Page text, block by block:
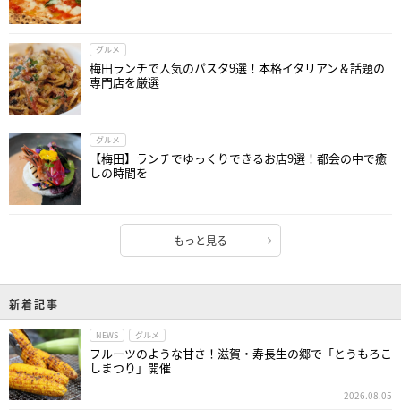
グルメ
梅田ランチで人気のパスタ9選！本格イタリアン＆話題の
専門店を厳選
グルメ
【梅田】ランチでゆっくりできるお店9選！都会の中で癒
しの時間を
もっと見る
新着記事
NEWS グルメ
フルーツのような甘さ！滋賀・寿長生の郷で「とうもろこ
しまつり」開催
2026.08.05